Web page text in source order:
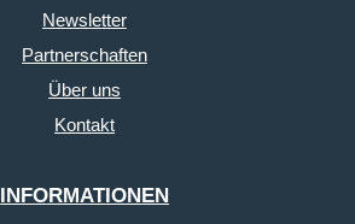
Newsletter
Partnerschaften
Über uns
Kontakt
INFORMATIONEN